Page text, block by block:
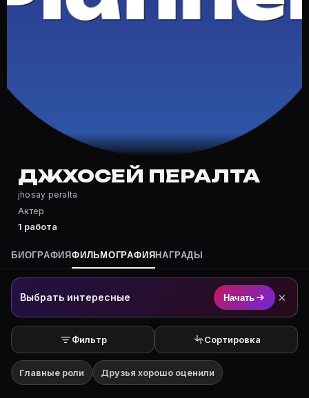
Частые вопросы о Джхосей
Полный список — на Movie Planner: https://movie-
Кто такой(ая) Джхосей Пералта?
Джхосей Пералта — Актриса. Биография и роли на
Где открыть фильмографию Джхосей Пералта?
На Movie Planner: https://movie-planner.ru/s/
ДЖХОСЕЙ ПЕРАЛТА
jhosay peralta
Актер
1 работа
БИОГРАФИЯФИЛЬМОГРАФИЯ НАГРАДЫ
Выбрать интересные Начать ×
Фильтр Сортировка
Главные роли Друзья хорошо оценили